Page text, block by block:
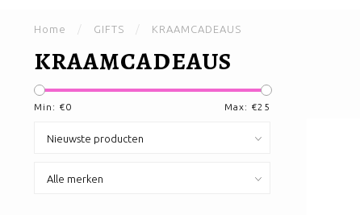
Home / GIFTS / KRAAMCADEAUS
KRAAMCADEAUS
Min: €0 Max: €25